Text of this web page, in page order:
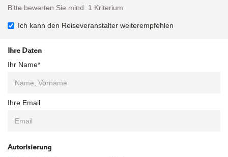
Bitte bewerten Sie mind. 1 Kriterium
Ich kann den Reiseveranstalter weiterempfehlen
Ihre Daten
Ihr Name*
Ihre Email
Autorisierung